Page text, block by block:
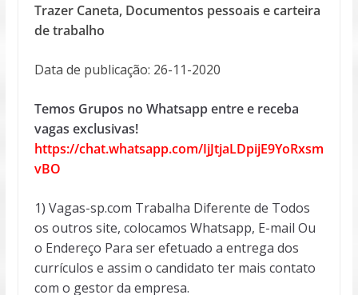
Trazer Caneta, Documentos pessoais e carteira
de trabalho
Data de publicação: 26-11-2020
Temos Grupos no Whatsapp entre e receba
vagas exclusivas!
https://chat.whatsapp.com/IjJtjaLDpijE9YoRxsm
vBO
1) Vagas-sp.com Trabalha Diferente de Todos
os outros site, colocamos Whatsapp, E-mail Ou
o Endereço Para ser efetuado a entrega dos
currículos e assim o candidato ter mais contato
com o gestor da empresa.